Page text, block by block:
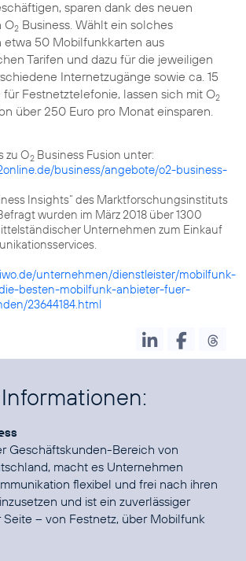
sparen dank des neuen
O2 Business. Wählt ein solches
etwa 50 Mobilfunkkarten aus
Tarifen und dazu für die jeweiligen
Internetzugänge sowie ca. 15
Festnetztelefonie, lassen sich mit O2
über 250 Euro pro Monat einsparen.
zu O2 Business Fusion unter:
business/angebote/o2-business-
Insights“ des Marktforschungsinstituts
wurden im März 2018 über 1300
Unternehmen zum Einkauf
unternehmen/dienstleister/mobilfunk-
besten-mobilfunk-anbieter-fuer-
23644184.html
Geschäftskunden-Bereich von
macht es Unternehmen
flexibel und frei nach ihren
und ist ein zuverlässiger
Seite – von Festnetz, über Mobilfunk